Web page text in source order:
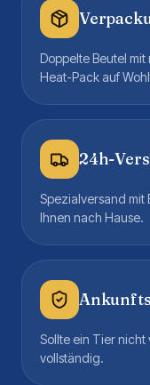
Doppelte Beutel
Heat-Pack auf
24h-
Spezialversand
Ihnen nach Hause.
Sollte ein Tier nicht
vollständig.